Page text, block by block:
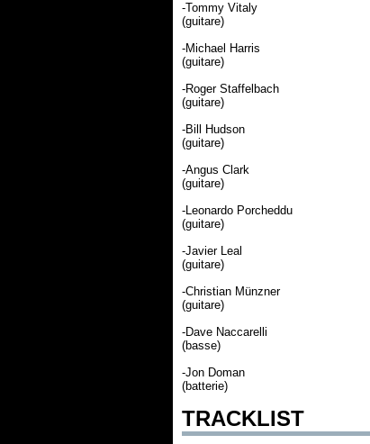
-Tommy Vitaly
(guitare)
-Michael Harris
(guitare)
-Roger Staffelbach
(guitare)
-Bill Hudson
(guitare)
-Angus Clark
(guitare)
-Leonardo Porcheddu
(guitare)
-Javier Leal
(guitare)
-Christian Münzner
(guitare)
-Dave Naccarelli
(basse)
-Jon Doman
(batterie)
TRACKLIST